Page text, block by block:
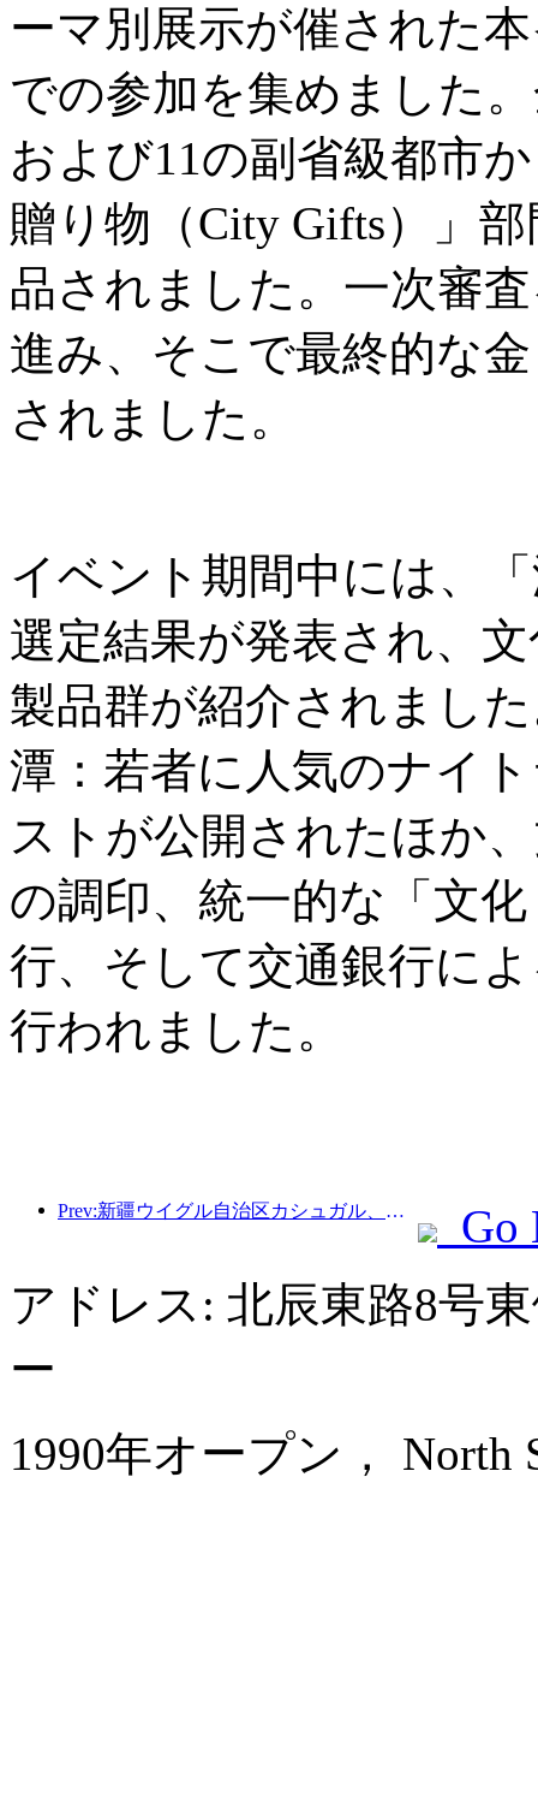
ーマ別展示が催された
での参加を集めました
および11の副省級都市
贈り物（City Gifts）」
品されました。一次審
進み、そこで最終的な
されました。
イベント期間中には、
選定結果が発表され、
製品群が紹介されまし
潭：若者に人気のナイ
ストが公開されたほか
の調印、統一的な「文
行、そして交通銀行に
行われました。
Prev:新疆ウイグル自治区カシュガル、民族間交流の促進に向けた観光振興イベントを開催
Go
アドレス: 北辰東路8号
ー
1990年オープン， North